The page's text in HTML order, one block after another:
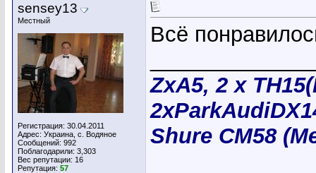
sensey13
Местный
Регистрация: 30.04.2011
Адрес: Украина, с. Водяное
Сообщений: 992
Поблагодарили: 3,303
Вес репутации: 16
Репутация: 57
Всё
ZxA5, 2 х
Shure CM58